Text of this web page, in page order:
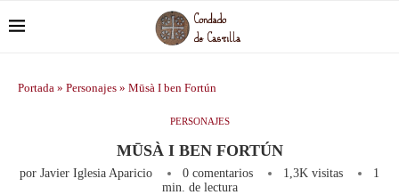
Portada » Personajes » Mūsà I ben Fortún
PERSONAJES
MŪSÀ I BEN FORTÚN
por Javier Iglesia Aparicio 0 comentarios 1,3K visitas
1
min. de lectura